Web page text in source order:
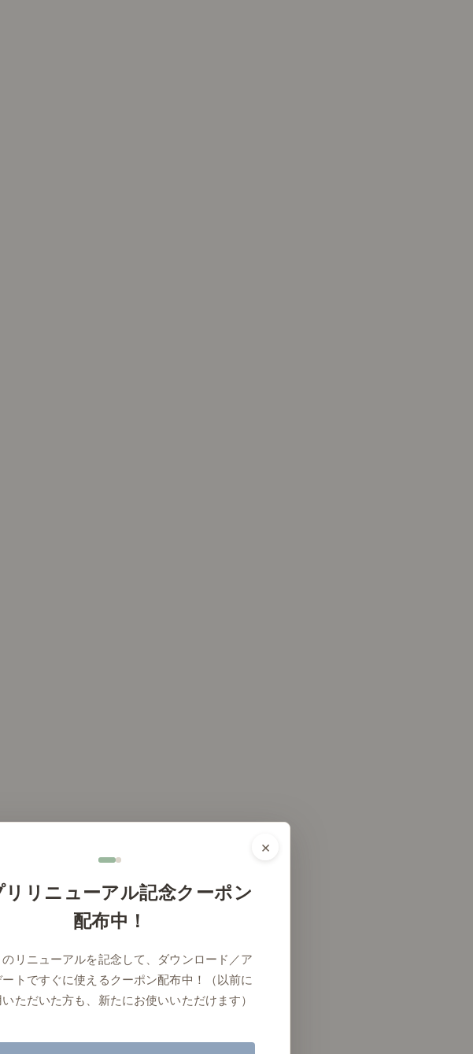
×
リリニューアル記念クーポン
配布中！
のリニューアルを記念して、ダウンロード／ア
ートですぐに使えるクーポン配布中！（以前に
いただいた方も、新たにお使いいただけます）